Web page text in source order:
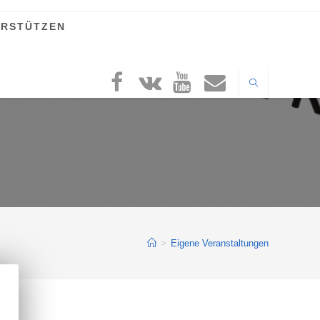
> Eigene Veranstaltungen